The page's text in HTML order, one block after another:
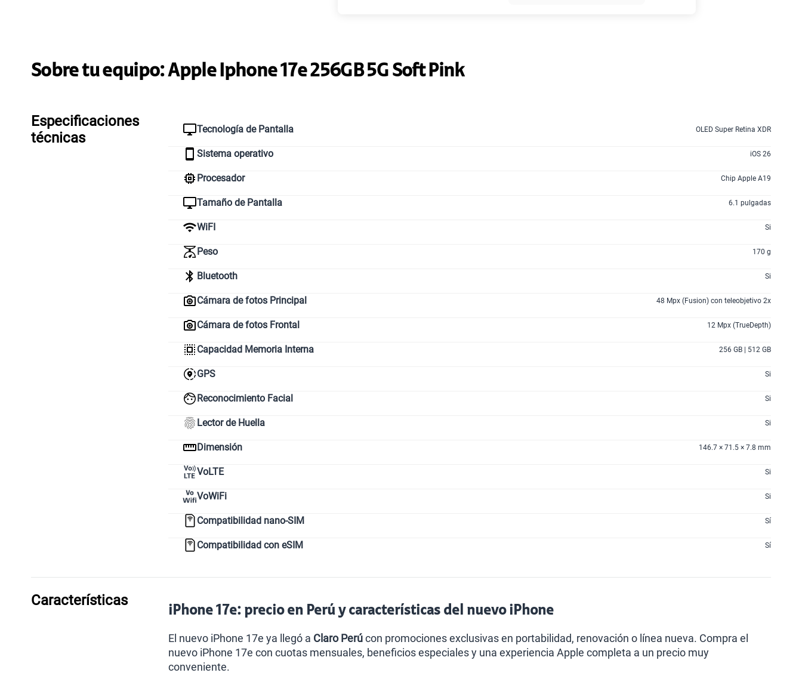
Sobre tu equipo:Apple Iphone 17e 256GB 5G Soft Pink
Especificaciones
técnicas
Tecnología de Pantalla OLED Super Retina XDR
Sistema operativo iOS 26
Procesador Chip Apple A19
Tamaño de Pantalla 6.1 pulgadas
WiFI Si
Peso 170 g
Bluetooth Si
Cámara de fotos Principal 48 Mpx (Fusion) con teleobjetivo 2x
Cámara de fotos Frontal 12 Mpx (TrueDepth)
Capacidad Memoria Interna 256 GB | 512 GB
GPS Si
Reconocimiento Facial Si
Lector de Huella Si
Dimensión 146.7 × 71.5 × 7.8 mm
VoLTE Si
VoWiFi Si
Compatibilidad nano-SIM Sí
Compatibilidad con eSIM Sí
Características
iPhone 17e: precio en Perú y características del nuevo iPhone
El nuevo iPhone 17e ya llegó a Claro Perúcon promociones exclusivas en portabilidad, renovación o línea nueva. Compra el
nuevo iPhone 17e con cuotas mensuales, beneficios especiales y una experiencia Apple completa a un precio muy
conveniente.